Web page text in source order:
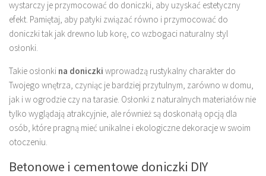
wystarczy je przymocować do doniczki, aby uzyskać estetyczny
efekt. Pamiętaj, aby patyki związać równo i przymocować do
doniczki tak jak drewno lub korę, co wzbogaci naturalny styl
osłonki.
Takie osłonki na doniczki wprowadzą rustykalny charakter do
Twojego wnętrza, czyniąc je bardziej przytulnym, zarówno w domu,
jak i w ogrodzie czy na tarasie. Osłonki z naturalnych materiałów nie
tylko wyglądają atrakcyjnie, ale również są doskonałą opcją dla
osób, które pragną mieć unikalne i ekologiczne dekoracje w swoim
otoczeniu.
Betonowe i cementowe doniczki DIY